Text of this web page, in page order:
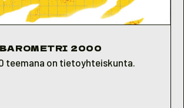
2000
teemana on tietoyhteiskunta.